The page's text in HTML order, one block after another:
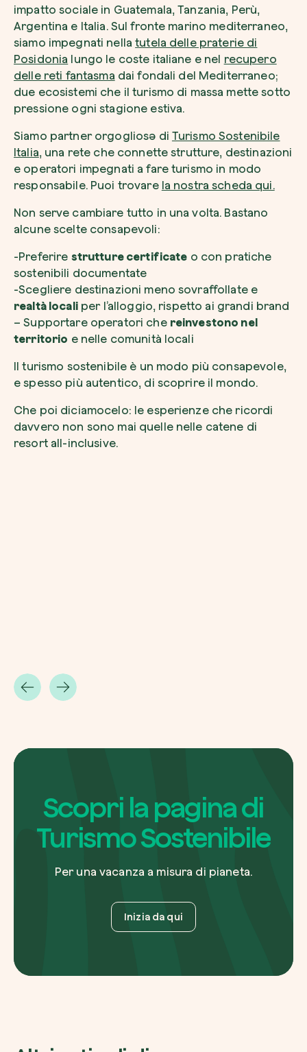
impatto sociale in Guatemala, Tanzania, Perù,
Argentina e Italia. Sul fronte marino mediterraneo,
siamo impegnati nellatutela delle praterie di
Posidonia lungo le coste italiane e nel recupero
delle reti fantasma dai fondali del Mediterraneo;
due ecosistemi che il turismo di massa mette sotto
pressione ogni stagione estiva.
Siamo partner orgogliosə di Turismo Sostenibile
Italia, una rete che connette strutture, destinazioni
e operatori impegnati a fare turismo in modo
responsabile. Puoi trovare la nostra scheda qui.
Non serve cambiare tutto in una volta. Bastano
alcune scelte consapevoli:
-Preferire strutture certificate o con pratiche
sostenibili documentate
-Scegliere destinazioni meno sovraffollate e
realtà localiper l’alloggio, rispetto ai grandi brand
– Supportare operatori che reinvestono nel
territorio e nelle comunità locali
Il turismo sostenibile è un modo più consapevole,
e spesso più autentico, di scoprire il mondo.
Che poi diciamocelo: le esperienze che ricordi
davvero non sono mai quelle nelle catene di
resort all-inclusive.
Scopri la pagina di
Turismo Sostenibile
Per una vacanza a misura di pianeta.
Inizia da qui